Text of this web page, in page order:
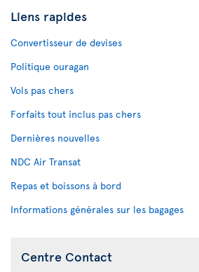
Liens rapides
Convertisseur de devises
Politique ouragan
Vols pas chers
Forfaits tout inclus pas chers
Dernières nouvelles
NDC Air Transat
Repas et boissons à bord
Informations générales sur les bagages
Centre Contact